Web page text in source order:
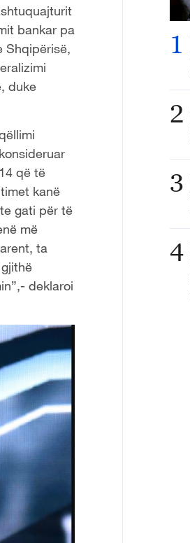
bankar pa
Shqipërisë,
duke
që të
kanë
gati për të
më
ta
deklaroi
1
2
3
4